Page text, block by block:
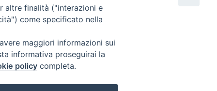
Abbonamento Singola
altre finalità ("interazioni e
come specificato nella
maggiori informazioni sui
informativa proseguirai la
policy completa.